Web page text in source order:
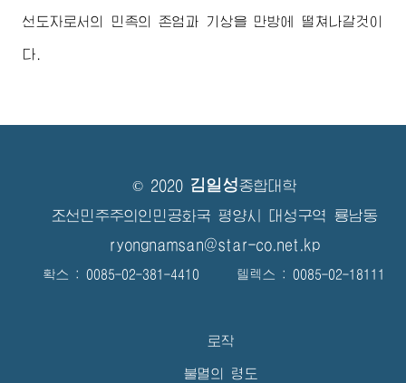
선도자로서의 민족의 존엄과 기상을 만방에 떨쳐나갈것이
다.
© 2020 김일성종합대학
조선민주주의인민공화국 평양시 대성구역 룡남동
ryongnamsan@star-co.net.kp
확스 : 0085-02-381-4410 텔렉스 : 0085-02-18111
로작
불멸의 령도